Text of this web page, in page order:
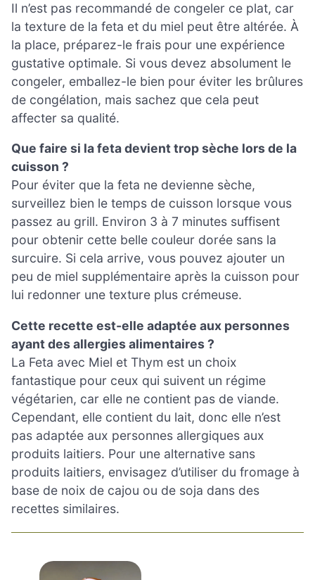
Il n’est pas recommandé de congeler ce plat, car
la texture de la feta et du miel peut être altérée. À
la place, préparez-le frais pour une expérience
gustative optimale. Si vous devez absolument le
congeler, emballez-le bien pour éviter les brûlures
de congélation, mais sachez que cela peut
affecter sa qualité.
Que faire si la feta devient trop sèche lors de la
cuisson ?
Pour éviter que la feta ne devienne sèche,
surveillez bien le temps de cuisson lorsque vous
passez au grill. Environ 3 à 7 minutes suffisent
pour obtenir cette belle couleur dorée sans la
surcuire. Si cela arrive, vous pouvez ajouter un
peu de miel supplémentaire après la cuisson pour
lui redonner une texture plus crémeuse.
Cette recette est-elle adaptée aux personnes
ayant des allergies alimentaires ?
La Feta avec Miel et Thym est un choix
fantastique pour ceux qui suivent un régime
végétarien, car elle ne contient pas de viande.
Cependant, elle contient du lait, donc elle n’est
pas adaptée aux personnes allergiques aux
produits laitiers. Pour une alternative sans
produits laitiers, envisagez d’utiliser du fromage à
base de noix de cajou ou de soja dans des
recettes similaires.